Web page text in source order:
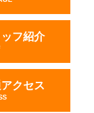
フ紹介
クセス